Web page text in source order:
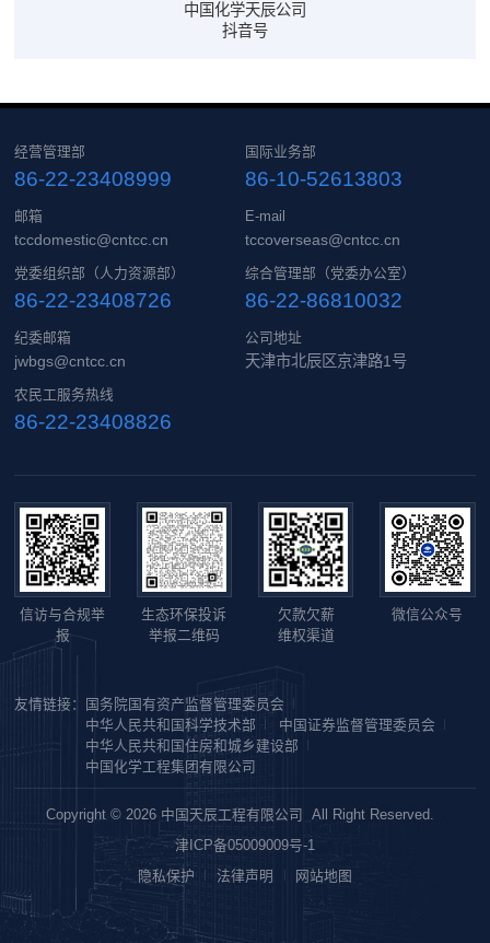
经营管理部
86-22-23408999
邮箱
tccdomestic@cntcc.cn
国际业务部
86-10-52613803
E-mail
tccoverseas@cntcc.cn
党委组织部（人力资源部）
86-22-23408726
纪委邮箱
jwbgs@cntcc.cn
综合管理部（党委办公室）
86-22-86810032
公司地址
天津市北辰区京津路1号
农民工服务热线
86-22-23408826
信访与合规举
报
生态环保投诉
举报二维码
欠款欠薪
维权渠道
微信公众号
友情链接：
国务院国有资产监督管理委员会
中华人民共和国科学技术部
中国证券监督管理委员会
中华人民共和国住房和城乡建设部
中国化学工程集团有限公司
Copyright © 2026 中国天辰工程有限公司 All Right Reserved.
津ICP备05009009号-1
隐私保护
法律声明 网站地图